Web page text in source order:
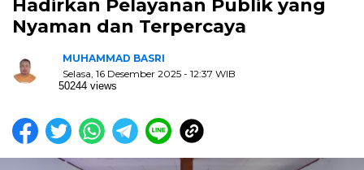
Hadirkan Pelayanan Publik yang
Nyaman dan Terpercaya
MUHAMMAD BASRI
Selasa, 16 Desember 2025 - 12:37 WIB
50244 views